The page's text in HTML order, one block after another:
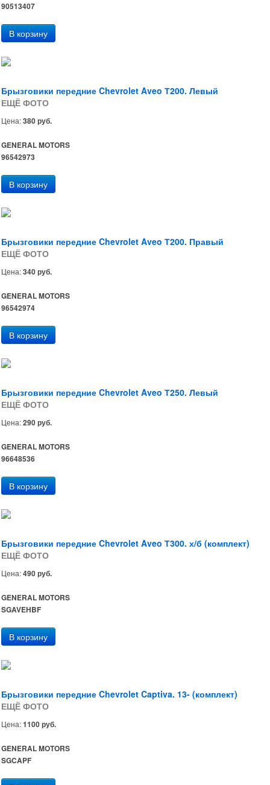
90513407
Брызговики передние Chevrolet Aveo Т200. Левый
ЕЩЁ ФОТО
Цена:380 руб.
GENERAL MOTORS
96542973
Брызговики передние Chevrolet Aveo Т200. Правый
ЕЩЁ ФОТО
Цена:340 руб.
GENERAL MOTORS
96542974
Брызговики передние Chevrolet Aveo Т250. Левый
ЕЩЁ ФОТО
Цена:290 руб.
GENERAL MOTORS
96648536
Брызговики передние Chevrolet Aveo Т300. х/б (комплект)
ЕЩЁ ФОТО
Цена:490 руб.
GENERAL MOTORS
SGAVEHBF
Брызговики передние Chevrolet Captiva. 13- (комплект)
ЕЩЁ ФОТО
Цена:1100 руб.
GENERAL MOTORS
SGCAPF